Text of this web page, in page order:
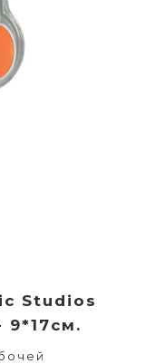
Studios